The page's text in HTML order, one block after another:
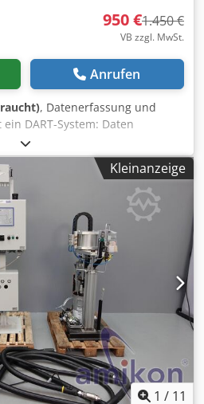
950 €1.450 €
VB zzgl. MwSt.
Anrufen
, Datenerfassung und
DART-System: Daten
bei der Erfassung reduzieren
schnell auszuwerten
von messbaren Informationen
Kleinanzeige
1 / 11